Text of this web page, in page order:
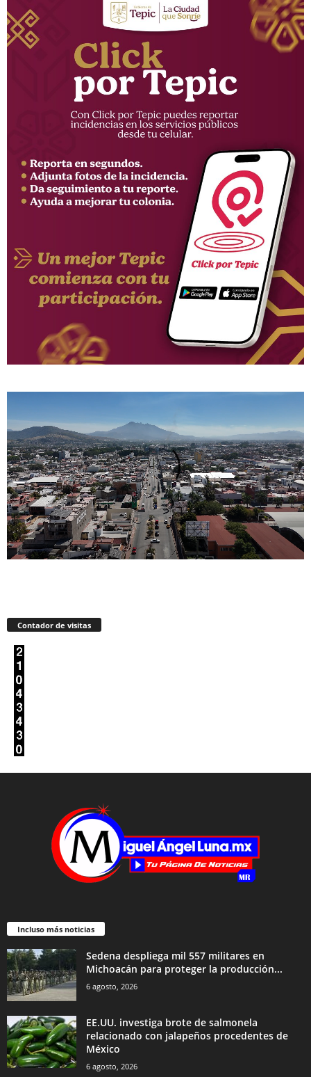
Contador de visitas
Incluso más noticias
Sedena despliega mil 557 militares en
Michoacán para proteger la producción...
6 agosto, 2026
EE.UU. investiga brote de salmonela
relacionado con jalapeños procedentes de
México
6 agosto, 2026